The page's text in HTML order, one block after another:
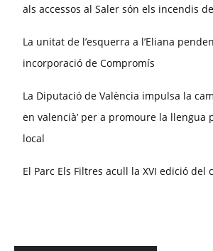
als accessos al Saler són els incendis
La unitat de l’esquerra a l’Eliana
incorporació de Compromís
La Diputació de València impulsa la
en valencià’ per a promoure la llengua
local
El Parc Els Filtres acull la XVI edició del